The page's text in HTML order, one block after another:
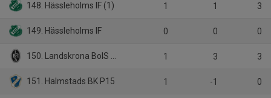
148. Hässleholms IF (1) 1 1 3
149. Hässleholms IF 0 0 0
150. Landskrona BoIS U17 1 3 3
151. Halmstads BK P15 1 -1 0